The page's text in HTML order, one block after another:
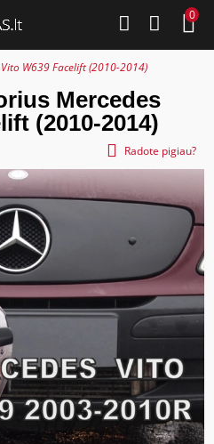
0
W639 Facelift (2010-2014)
Mercedes
(2010-2014)
Radote pigiau?